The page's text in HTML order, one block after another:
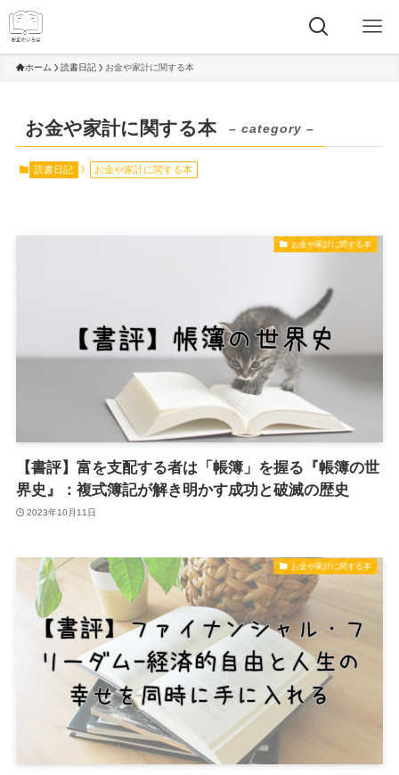
ホーム 読書日記 お金や家計に関する本
お金や家計に関する本 – category –
読書日記 お金や家計に関する本
お金や家計に関する本
【書評】富を支配する者は「帳簿」を握る『帳簿の世
界史』：複式簿記が解き明かす成功と破滅の歴史
2023年10月11日
お金や家計に関する本